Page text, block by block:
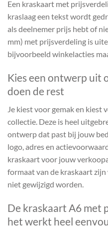
Een kraskaart met
kraslaag een tekst wordt
als deelnemer prijs hebt of
mm) met prijsverdeling is
bijvoorbeeld winkelacties
Kies een ontwerp uit
doen de rest
Je kiest voor gemak en kiest
collectie. Deze is heel
ontwerp dat past bij jouw
logo, adres en
kraskaart voor jouw
formaat van de kraskaart
niet gewijzigd worden.
De kraskaart A6 met
het werkt heel